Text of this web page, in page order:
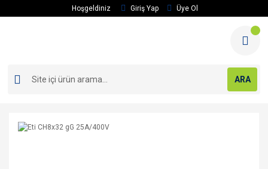
Hoşgeldiniz Giriş Yap Üye Ol
ARA